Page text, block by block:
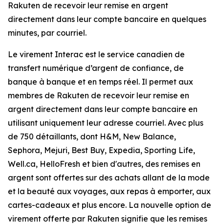
Rakuten de recevoir leur remise en argent
directement dans leur compte bancaire en quelques
minutes, par courriel.
Le virement Interac est le service canadien de
transfert numérique d’argent de confiance, de
banque à banque et en temps réel. Il permet aux
membres de Rakuten de recevoir leur remise en
argent directement dans leur compte bancaire en
utilisant uniquement leur adresse courriel. Avec plus
de 750 détaillants, dont H&M, New Balance,
Sephora, Mejuri, Best Buy, Expedia, Sporting Life,
Well.ca, HelloFresh et bien d'autres, des remises en
argent sont offertes sur des achats allant de la mode
et la beauté aux voyages, aux repas à emporter, aux
cartes-cadeaux et plus encore. La nouvelle option de
virement offerte par Rakuten signifie que les remises